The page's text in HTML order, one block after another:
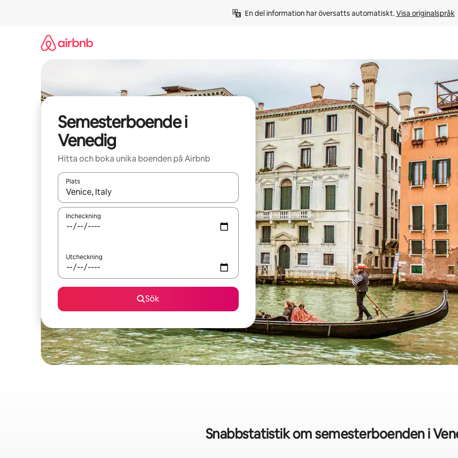
En del information har översatts automatiskt. Visa originalspråk
Semesterboende i
Venedig
Hitta och boka unika boenden på Airbnb
Plats
När resultaten är tillgängliga kan du navigera med upp- och nedåtpilarna eller utforska genom att trycka eller svepa.
Incheckning
Utcheckning
Sök
Snabbstatistik om semesterboenden i